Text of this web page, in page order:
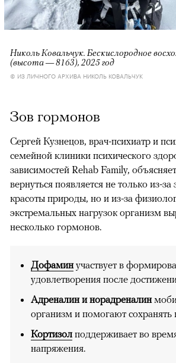
Николь Ковальчук. Бескислородное
(высота — 8163), 2025 год
© ИЗ ЛИЧНОГО АРХИВА НИКОЛЬ КОВАЛЬЧУК
Зов гормонов
Сергей Кузнецов, врач-психиатр и
семейной клиники психического
зависимостей Rehab Family,
вернуться появляется не только из-
красоты природы, но и из-за
экстремальных нагрузок организм
несколько гормонов.
Дофаминучаствует в
удовлетворения после
Адреналин и норадреналин
организм и помогают сохранять
Кортизол поддерживает во
напряжения.